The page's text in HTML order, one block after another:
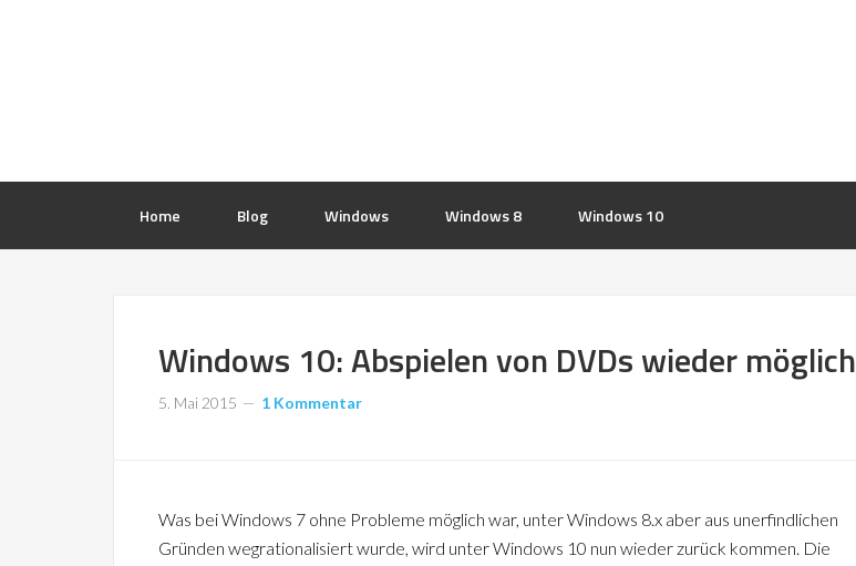
Home Blog Windows Windows 8 Windows 10
Windows 10: Abspielen von DVDs wieder möglich
5. Mai 2015 1 Kommentar
Was bei Windows 7 ohne Probleme möglich war, unter Windows 8.x aber aus unerfindlichen
Gründen wegrationalisiert wurde, wird unter Windows 10 nun wieder zurück kommen. Die